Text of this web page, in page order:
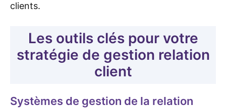
clients.
Les outils clés pour votre
stratégie de gestion relation
client
Systèmes de gestion de la relation